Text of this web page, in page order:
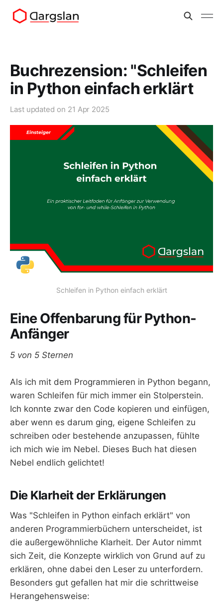
Buchrezension: "Schleifen
in Python einfach erklärt
Last updated on 21 Apr 2025
Schleifen in Python einfach erklärt
Eine Offenbarung für Python-
Anfänger
5 von 5 Sternen
Als ich mit dem Programmieren in Python begann,
waren Schleifen für mich immer ein Stolperstein.
Ich konnte zwar den Code kopieren und einfügen,
aber wenn es darum ging, eigene Schleifen zu
schreiben oder bestehende anzupassen, fühlte
ich mich wie im Nebel. Dieses Buch hat diesen
Nebel endlich gelichtet!
Die Klarheit der Erklärungen
Was "Schleifen in Python einfach erklärt" von
anderen Programmierbüchern unterscheidet, ist
die außergewöhnliche Klarheit. Der Autor nimmt
sich Zeit, die Konzepte wirklich von Grund auf zu
erklären, ohne dabei den Leser zu unterfordern.
Besonders gut gefallen hat mir die schrittweise
Herangehensweise: